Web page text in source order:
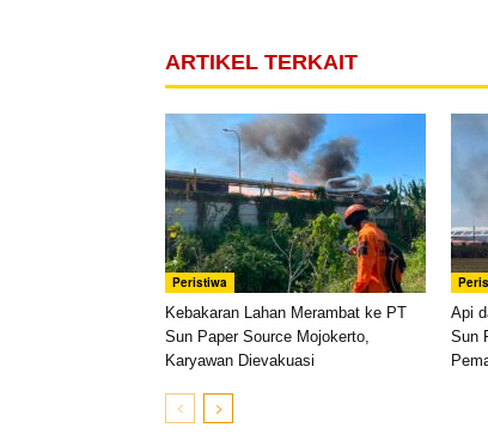
ARTIKEL TERKAIT
Peristiwa
Kebakaran Lahan Merambat ke PT
Sun Paper Source Mojokerto,
Karyawan Dievakuasi
Api
Sun